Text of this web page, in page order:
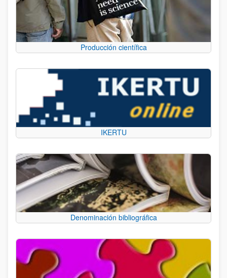
Producción científica
IKERTU
Denominación bibliográfica